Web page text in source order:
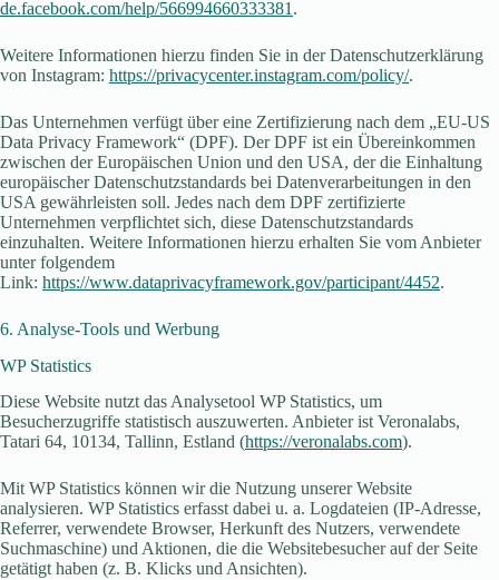
de.facebook.com/help/566994660333381 .
Weitere Informationen hierzu finden Sie in der Datenschutzerklärung
von Instagram: https://privacycenter.instagram.com/policy/.
Das Unternehmen verfügt über eine Zertifizierung nach dem „EU-US
Data Privacy Framework“ (DPF). Der DPF ist ein Übereinkommen
zwischen der Europäischen Union und den USA, der die Einhaltung
europäischer Datenschutzstandards bei Datenverarbeitungen in den
USA gewährleisten soll. Jedes nach dem DPF zertifizierte
Unternehmen verpflichtet sich, diese Datenschutzstandards
einzuhalten. Weitere Informationen hierzu erhalten Sie vom Anbieter
unter folgendem
Link: https://www.dataprivacyframework.gov/participant/4452.
6. Analyse-Tools und Werbung
WP Statistics
Diese Website nutzt das Analysetool WP Statistics, um
Besucherzugriffe statistisch auszuwerten. Anbieter ist Veronalabs,
Tatari 64, 10134, Tallinn, Estland (https://veronalabs.com).
Mit WP Statistics können wir die Nutzung unserer Website
analysieren. WP Statistics erfasst dabei u. a. Logdateien (IP-Adresse,
Referrer, verwendete Browser, Herkunft des Nutzers, verwendete
Suchmaschine) und Aktionen, die die Websitebesucher auf der Seite
getätigt haben (z. B. Klicks und Ansichten).